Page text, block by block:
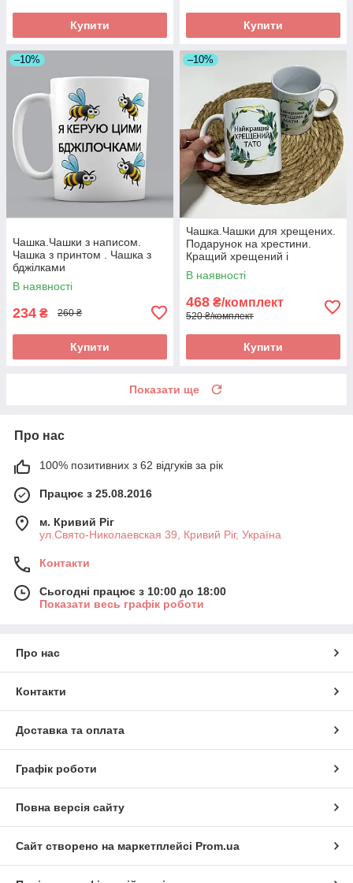
Купити Купити
–10%
Чашка.Чашки з написом.
Чашка з принтом . Чашка з
бджілками
В наявності
234 ₴ 260 ₴
Купити
–10%
Чашка.Чашки для хрещених.
Подарунок на хрестини.
Кращий хрещений і
найкраща хресна
В наявності
468 ₴/комплект
520 ₴/комплект
Купити
Показати ще
Про нас
100% позитивних з 62 відгуків за рік
Працює з 25.08.2016
м. Кривий Ріг
ул.Свято-Николаевская 39, Кривий Ріг, Україна
Контакти
Сьогодні працює з 10:00 до 18:00
Показати весь графік роботи
Про нас
Контакти
Доставка та оплата
Графік роботи
Повна версія сайту
Сайт створено на маркетплейсі Prom.ua